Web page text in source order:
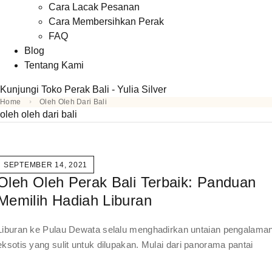
Cara Lacak Pesanan
Cara Membersihkan Perak
FAQ
Blog
Tentang Kami
Kunjungi Toko Perak Bali - Yulia Silver
Home Oleh Oleh Dari Bali
oleh oleh dari bali
SEPTEMBER 14, 2021
Oleh Perak Bali Terbaik: Panduan
Hadiah Liburan
ke Pulau Dewata selalu menghadirkan untaian
yang sulit untuk dilupakan. Mulai dari panorama pantai